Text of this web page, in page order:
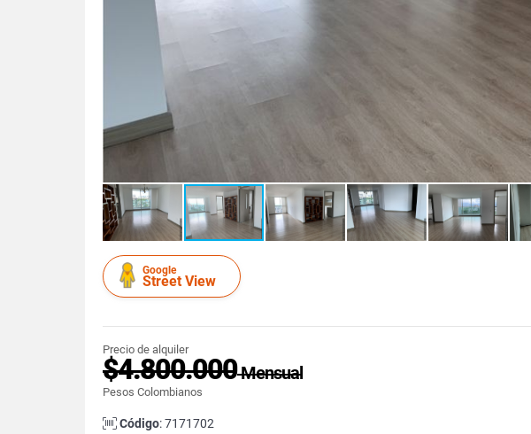
Google
Street View
Precio de alquiler
$4.800.000Mensual
Pesos Colombianos
Código: 7171702